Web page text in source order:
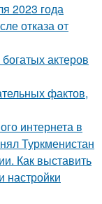
2023 года
отказа от
актеров
фактов,
интернета в
Туркменистан
Как выставить
настройки